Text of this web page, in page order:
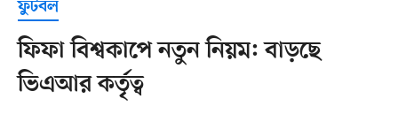
ফুটবল
ফিফা বিশ্বকাপে নতুন নিয়ম: বাড়ছে
ভিএআর কর্তৃত্ব